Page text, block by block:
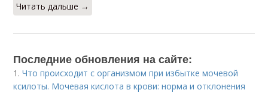
Читать дальше →
Последние обновления на сайте:
1.Что происходит с организмом при избытке мочевой
ксилоты. Мочевая кислота в крови: норма и отклонения